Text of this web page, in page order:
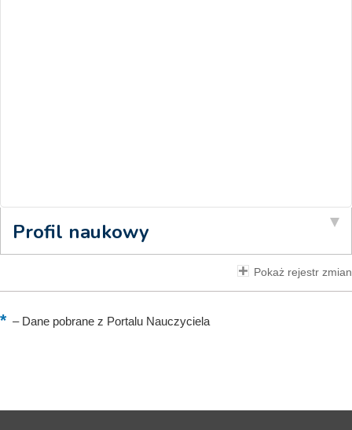
Profil naukowy
Pokaż rejestr zmian
–Dane pobrane z Portalu Nauczyciela